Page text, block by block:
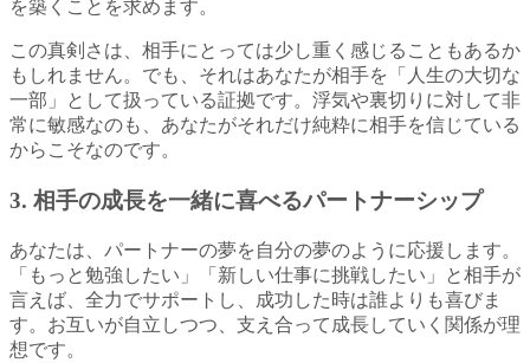
を築くことを求めます。
この真剣さは、相手にとっては少し重く感じることもあるか
もしれません。でも、それはあなたが相手を「人生の大切な
一部」として扱っている証拠です。浮気や裏切りに対して非
常に敏感なのも、あなたがそれだけ純粋に相手を信じている
からこそなのです。
3. 相手の成長を一緒に喜べるパートナーシップ
あなたは、パートナーの夢を自分の夢のように応援します。
「もっと勉強したい」「新しい仕事に挑戦したい」と相手が
言えば、全力でサポートし、成功した時は誰よりも喜びま
す。お互いが自立しつつ、支え合って成長していく関係が理
想です。